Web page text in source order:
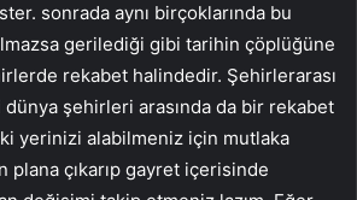
sonrada aynı birçoklarında bu
gerilediği gibi tarihin çöplüğüne
rekabet halindedir. Şehirlerarası
şehirleri arasında da bir rekabet
yerinizi alabilmeniz için mutlaka
çıkarıp gayret içerisinde